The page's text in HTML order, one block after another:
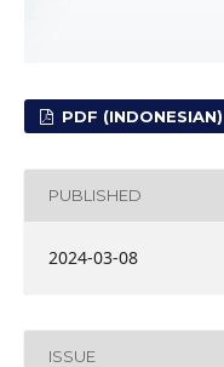
PDF (INDONESIAN)
PUBLISHED
2024-03-08
ISSUE